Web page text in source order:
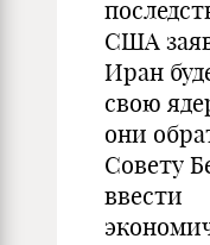
США
Иран
свою
они
Совету
ввести